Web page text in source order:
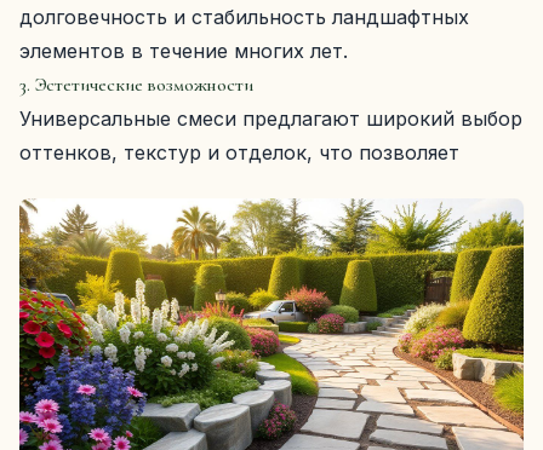
долговечность и стабильность ландшафтных
элементов в течение многих лет.
3. Эстетические возможности
Универсальные смеси предлагают широкий выбор
оттенков, текстур и отделок, что позволяет